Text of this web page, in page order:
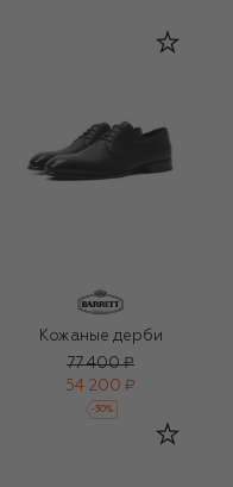
Кожаные дерби
77 400 ₽
54 200 ₽
-30%